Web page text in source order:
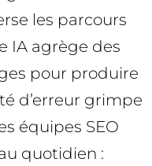
les parcours
IA agrège des
pour produire
d’erreur grimpe
équipes SEO
quotidien :